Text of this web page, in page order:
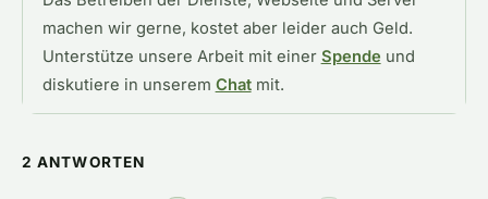
machen wir gerne, kostet aber leider auch Geld.
Unterstütze unsere Arbeit mit einer Spende und
diskutiere in unserem Chatmit.
2 ANTWORTEN